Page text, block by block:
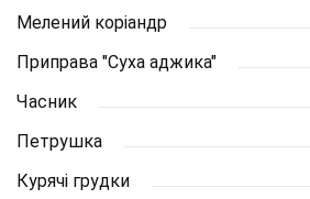
Мелений коріандр
Приправа "Суха аджика"
Часник
Петрушка
Курячі грудки